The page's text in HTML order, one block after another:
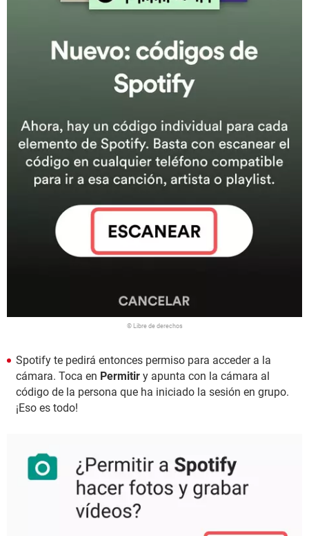
© Libre de derechos
Spotify te pedirá entonces permiso para acceder a la
cámara. Toca en Permitir y apunta con la cámara al
código de la persona que ha iniciado la sesión en grupo.
¡Eso es todo!